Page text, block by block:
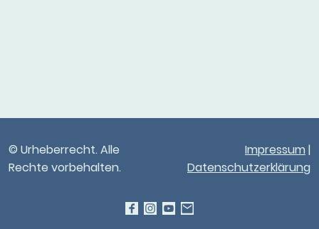
© Urheberrecht. Alle
Rechte vorbehalten.
Impressum |
Datenschutzerklärung